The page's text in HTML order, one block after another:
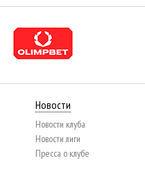
Новости
Новости клуба
Новости лиги
Пресса о клубе